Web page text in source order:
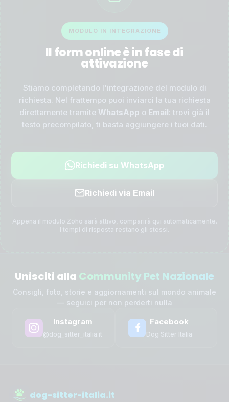
MODULO IN INTEGRAZIONE
Il form online è in fase di
attivazione
Stiamo completando l'integrazione del modulo di
richiesta. Nel frattempo puoi inviarci la tua richiesta
direttamente tramite WhatsApp o Email: trovi già il
testo precompilato, ti basta aggiungere i tuoi dati.
Richiedi su WhatsApp
Richiedi via Email
Appena il modulo Zoho sarà attivo, comparirà qui automaticamente.
I tempi di risposta restano gli stessi.
Unisciti alla Community Pet Nazionale
Consigli, foto, storie e aggiornamenti sul mondo animale
— seguici per non perderti nulla
Instagram
@dog_sitter_italia.it
Facebook
Dog Sitter Italia
dog-sitter-italia.it